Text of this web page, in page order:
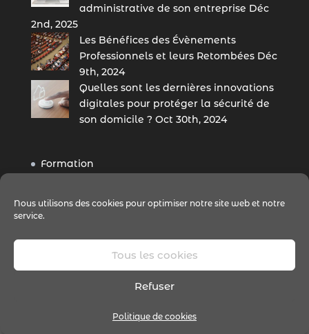
Nous utilisons des cookies pour optimiser notre site web et notre
service.
Tous les cookies
Refuser
Politique de cookies
administrative de son entreprise Déc
2nd, 2025
Les Bénéfices des Évènements
Professionnels et leurs Retombées Déc
9th, 2024
Quelles sont les dernières innovations
digitales pour protéger la sécurité de
son domicile ? Oct 30th, 2024
Formation
Digital
Tous droits réservés © 2020 digitaletcom.com